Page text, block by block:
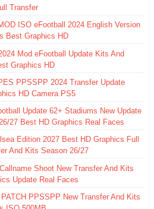
Transfer
ISO eFootball 2024 English Version
Best Graphics HD
Mod eFootball Update Kits And
Graphics HD
PPSSPP 2024 Transfer Update
HD Camera PS5
Update 62+ Stadiums New Update
27 Best HD Graphics Real Faces
Edition 2027 Best HD Graphics Full
And Kits Season 26/27
Shoot New Transfer And Kits
Update Real Faces
PPSSPP New Transfer And Kits